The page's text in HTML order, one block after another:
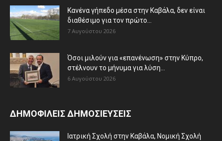
Κανένα γήπεδο μέσα στην Καβάλα, δεν είναι
διαθέσιμο για τον πρώτο...
7 Αυγούστου 2026
Όσοι μιλούν για «επανένωση» στην Κύπρο,
στέλνουν το μήνυμα για λύση...
6 Αυγούστου 2026
ΔΗΜΟΦΙΛΕΙΣ ΔΗΜΟΣΙΕΥΣΕΙΣ
Ιατρική Σχολή στην Καβάλα, Νομική Σχολή